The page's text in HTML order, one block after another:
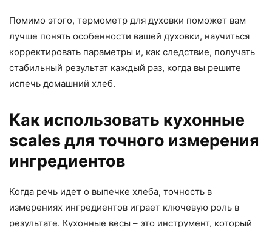
Помимо этого, термометр для духовки поможет вам
лучше понять особенности вашей духовки, научиться
корректировать параметры и, как следствие, получать
стабильный результат каждый раз, когда вы решите
испечь домашний хлеб.
Как использовать кухонные
scales для точного измерения
ингредиентов
Когда речь идет о выпечке хлеба, точность в
измерениях ингредиентов играет ключевую роль в
результате. Кухонные весы – это инструмент, который